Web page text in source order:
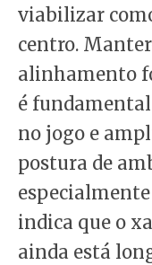
viabilizar
centro.
alinhamento
é
no jogo e
postura de
especialmente
indica que o
ainda está